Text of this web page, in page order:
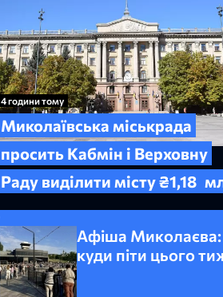
4 години тому
Миколаївська міськрада
просить Кабмін і Верховну
Раду виділити місту ₴1,18
Афіша Миколаєва:
куди піти цього